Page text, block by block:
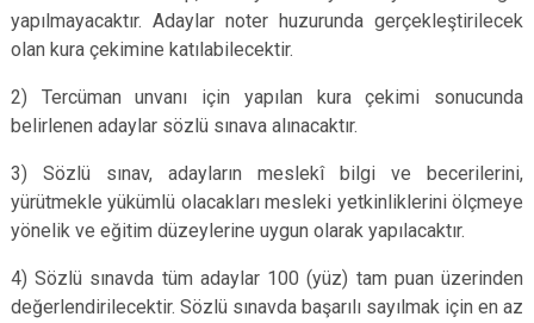
yapılmayacaktır. Adaylar noter huzurunda gerçekleştirilecek
olan kura çekimine katılabilecektir.
2) Tercüman unvanı için yapılan kura çekimi sonucunda
belirlenen adaylar sözlü sınava alınacaktır.
3) Sözlü sınav, adayların meslekî bilgi ve becerilerini,
yürütmekle yükümlü olacakları mesleki yetkinliklerini ölçmeye
yönelik ve eğitim düzeylerine uygun olarak yapılacaktır.
4) Sözlü sınavda tüm adaylar 100 (yüz) tam puan üzerinden
değerlendirilecektir. Sözlü sınavda başarılı sayılmak için en az